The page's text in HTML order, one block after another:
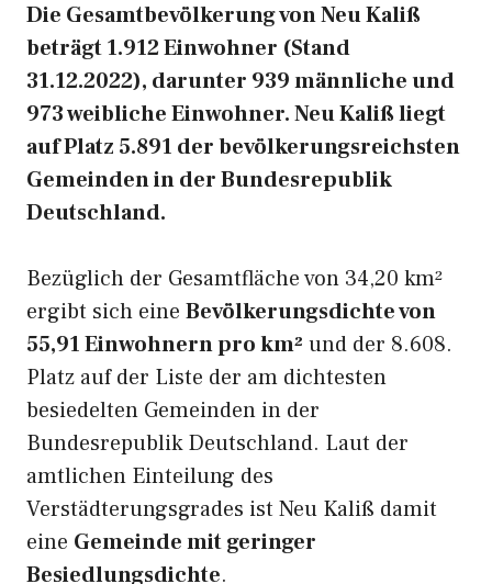
Die Gesamtbevölkerung von Neu Kaliß
beträgt 1.912 Einwohner (Stand
31.12.2022), darunter 939 männliche und
973 weibliche Einwohner. Neu Kaliß liegt
auf Platz 5.891 der bevölkerungsreichsten
Gemeinden in der Bundesrepublik
Deutschland.
Bezüglich der Gesamtfläche von 34,20 km²
ergibt sich eine Bevölkerungsdichte von
55,91 Einwohnern pro km² und der 8.608.
Platz auf der Liste der am dichtesten
besiedelten Gemeinden in der
Bundesrepublik Deutschland. Laut der
amtlichen Einteilung des
Verstädterungsgrades ist Neu Kaliß damit
eine Gemeinde mit geringer
Besiedlungsdichte.